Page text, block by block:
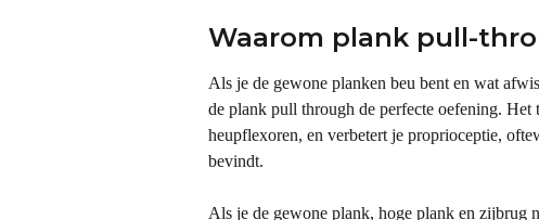
Waarom plank pull-
Als je de gewone planken beu bent en wat
de plank pull through de perfecte oefening. Het
heupflexoren, en verbetert je proprioceptie,
bevindt.
Als je de gewone plank, hoge plank en zijbrug